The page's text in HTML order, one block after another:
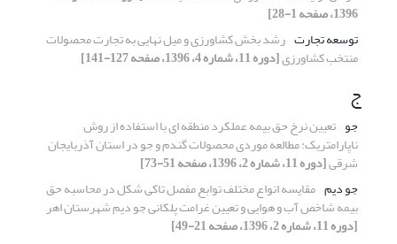
1396، صفحه 1-28]
توسعه تجارت رشد بخش کشاورزی و میل نهایی به تجارت محصولات
منتخب کشاورزی[دوره 11، شماره 4، 1396، صفحه 127-141]
ج
جو تعیین نرخ حق بیمه عملکرد منطقه‏ ای با استفاده از روش
ناپارامتریک: مطالعه موردی محصولات گندم و جو در استان آذربایجان
شرقی[دوره 11، شماره 2، 1396، صفحه 51-73]
جو دیم مقایسه انواع مختلف توابع مفصل تاکی شکل در محاسبه حق
بیمه شاخص آب و هوایی و تعیین غرامت پلکانی جو دیم شهرستان اهر
[دوره 11، شماره 2، 1396، صفحه 21-49]